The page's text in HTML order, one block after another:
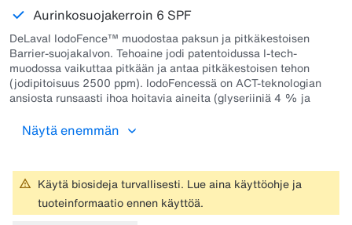
Aurinkosuojakerroin 6 SPF
DeLaval IodoFence™ muodostaa paksun ja pitkäkestoisen
Barrier-suojakalvon. Tehoaine jodi patentoidussa I-tech-
muodossa vaikuttaa pitkään ja antaa pitkäkestoisen tehon
(jodipitoisuus 2500 ppm). IodoFencessä on ACT-teknologian
ansiosta runsaasti ihoa hoitavia aineita (glyseriiniä 4 % ja
Näytä enemmän
Käytä biosideja turvallisesti. Lue aina käyttöohje ja
tuoteinformaatio ennen käyttöä.